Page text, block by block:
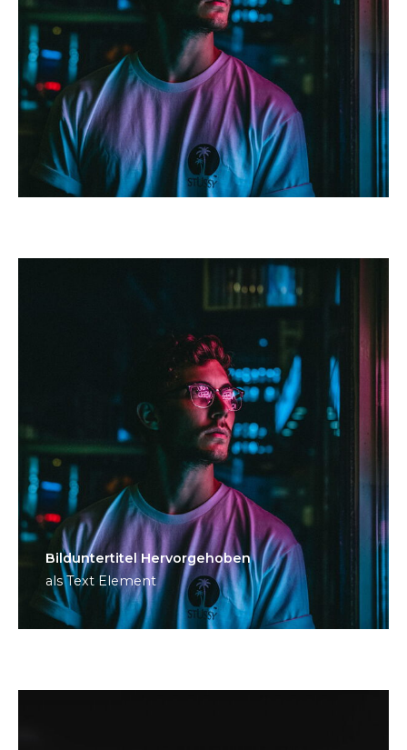
Bild­unter­titel Hervorgehoben
als Text Element